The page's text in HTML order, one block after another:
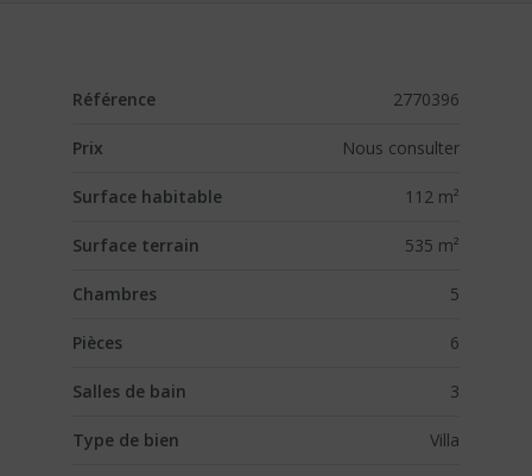
Référence 2770396
Prix Nous consulter
Surface habitable 112 m²
Surface terrain 535 m²
Chambres 5
Pièces 6
Salles de bain 3
Type de bien Villa